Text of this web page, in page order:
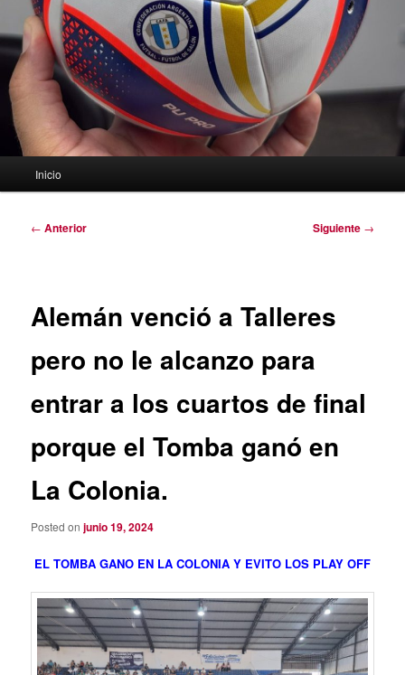
Inicio
Navegación
← Anterior Siguiente →
Alemán venció a Talleres
pero no le alcanzo para
entrar a los cuartos de final
porque el Tomba ganó en
La Colonia.
Posted onjunio 19, 2024
EL TOMBA GANO EN LA COLONIA Y EVITO LOS PLAY OFF